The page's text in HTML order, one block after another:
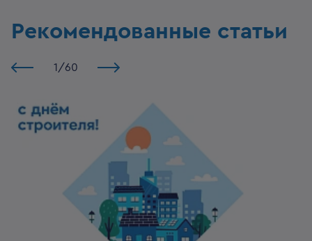
Рекомендованные статьи
1 /60